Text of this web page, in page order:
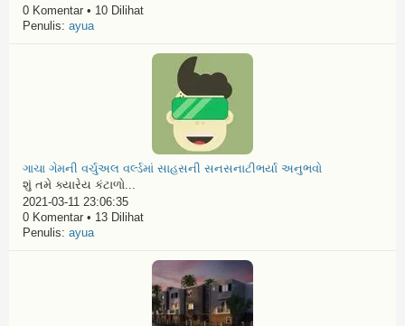
0 Komentar • 10 Dilihat
Penulis: ayua
ગાચા ગેમની વર્ચુઅલ વર્લ્ડમાં સાહસની સનસનાટીભર્યા અનુભવો
શું તમે ક્યારેય કંટાળો...
2021-03-11 23:06:35
0 Komentar • 13 Dilihat
Penulis: ayua